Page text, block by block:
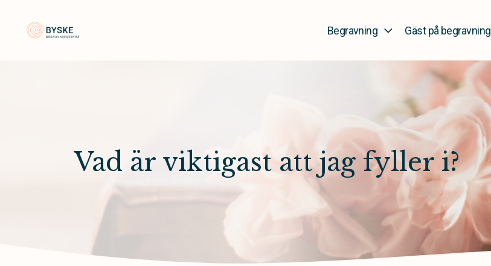
Begravning Gäst på begravning
Vad är viktigast att jag fyller i?